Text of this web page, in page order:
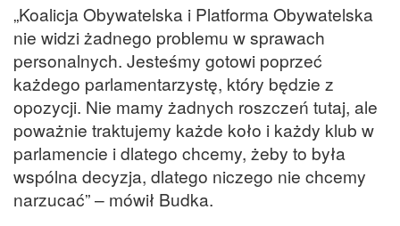
„Koalicja Obywatelska i Platforma Obywatelska
nie widzi żadnego problemu w sprawach
personalnych. Jesteśmy gotowi poprzeć
każdego parlamentarzystę, który będzie z
opozycji. Nie mamy żadnych roszczeń tutaj, ale
poważnie traktujemy każde koło i każdy klub w
parlamencie i dlatego chcemy, żeby to była
wspólna decyzja, dlatego niczego nie chcemy
narzucać” – mówił Budka.